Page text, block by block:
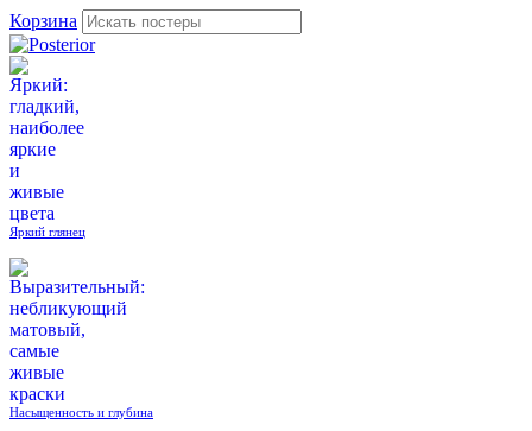
Корзина
Яркий глянец
Насыщенность и глубина